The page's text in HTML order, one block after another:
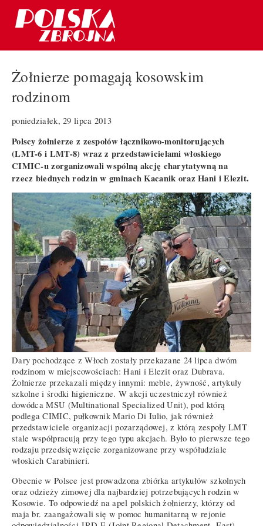
Żołnierze pomagają kosowskim
rodzinom
poniedziałek, 29 lipca 2013
Polscy żołnierze z zespołów łącznikowo-monitorujących
(LMT-6 i LMT-8) wraz z przedstawicielami włoskiego
CIMIC-u zorganizowali wspólną akcję charytatywną na
rzecz biednych rodzin w gminach Kacanik oraz Hani i Elezit.
Dary pochodzące z Włoch zostały przekazane 24 lipca dwóm
rodzinom w miejscowościach: Hani i Elezit oraz Dubrava.
Żołnierze przekazali między innymi: meble, żywność, artykuły
szkolne i środki higieniczne. W akcji uczestniczył również
dowódca MSU (Multinational Specialized Unit), pod którą
podlega CIMIC, pułkownik Mario Di Iulio, jak również
przedstawiciele organizacji pozarządowej, z którą zespoły LMT
stale współpracują przy tego typu akcjach. Było to pierwsze tego
rodzaju przedsięwzięcie zorganizowane przy współudziale
włoskich Carabinieri.
Obecnie w Polsce jest prowadzona zbiórka artykułów szkolnych
oraz odzieży zimowej dla najbardziej potrzebujących rodzin w
Kosowie. To odpowiedź na apel polskich żołnierzy, którzy od
maja br. zaangażowali się w pomoc humanitarną w rejonie